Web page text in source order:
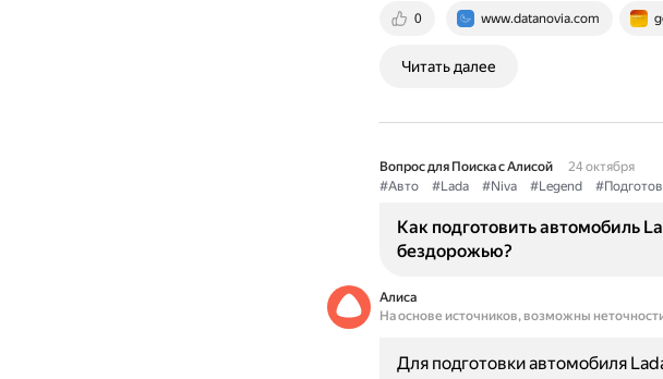
0 www.datanovia.com
Читать далее
Вопрос для Поиска с Алисой
24 октября
#Авто
#Lada #Niva #Legend
Как подготовить автомобиль
бездорожью?
Алиса
На основе источников, возможны
Для подготовки автомобиля